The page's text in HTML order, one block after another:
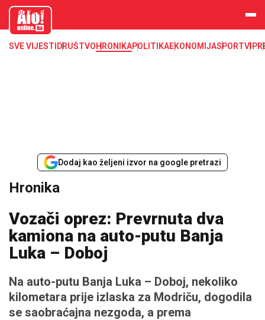
aloonline.b
SVE VIJESTI DRUŠTVOHRONIKAPOLITIKAEKONOMIJASPORTVIP
Dodaj kao željeni izvor na google pretrazi
Hronika
Vozači oprez: Prevrnuta dva
kamiona na auto-putu Banja
Luka – Doboj
Na auto-putu Banja Luka – Doboj, nekoliko
kilometara prije izlaska za Modriču, dogodila
se saobraćajna nezgoda, a prema